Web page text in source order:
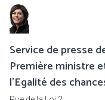
Service de presse
Première ministre
l'Egalité des